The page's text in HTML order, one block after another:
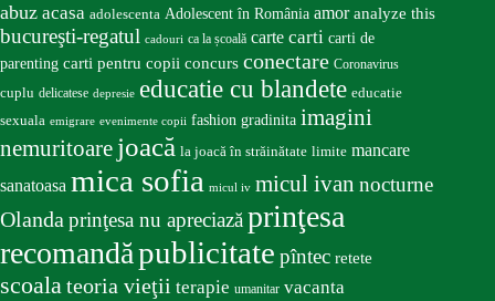
abuz acasa adolescenta Adolescent în România amor analyze this
bucureşti-regatul cadouri ca la școală carte carti carti de
parenting carti pentru copii concurs conectare Coronavirus
cuplu delicatese depresie educatie cu blandete educatie
sexuala emigrare evenimente copii fashion gradinita imagini
nemuritoare joacă la joacă în străinătate limite mancare
sanatoasa mica sofia micul iv micul ivan nocturne
Olandaprinţesa nu apreciazăprinţesa
recomandăpublicitate pîntec retete
scoalateoria vieţii terapie umanitar vacanta